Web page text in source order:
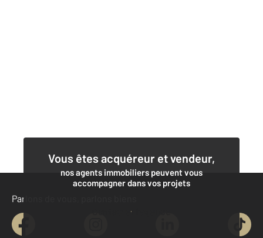
Vous êtes acquéreur et vendeur,
nos agents immobiliers peuvent vous
accompagner dans vos projets
Contacter l'agence
Parlons de vous, parlons biens